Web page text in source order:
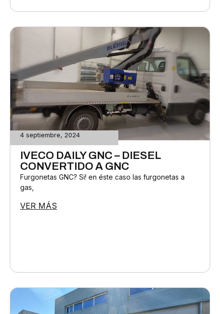
4 septiembre, 2024
IVECO DAILY GNC – DIESEL
CONVERTIDO A GNC
Furgonetas GNC? Si! en éste caso las furgonetas a
gas,
VER MÁS